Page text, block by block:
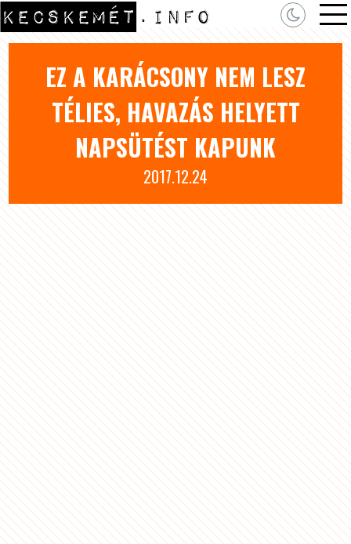
EZ A KARÁCSONY NEM LESZ
TÉLIES, HAVAZÁS HELYETT
NAPSÜTÉST KAPUNK
2017.12.24